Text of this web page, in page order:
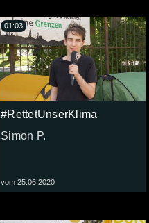
#RettetUnserKlima
Simon P.
vom 25.06.2020
01:03